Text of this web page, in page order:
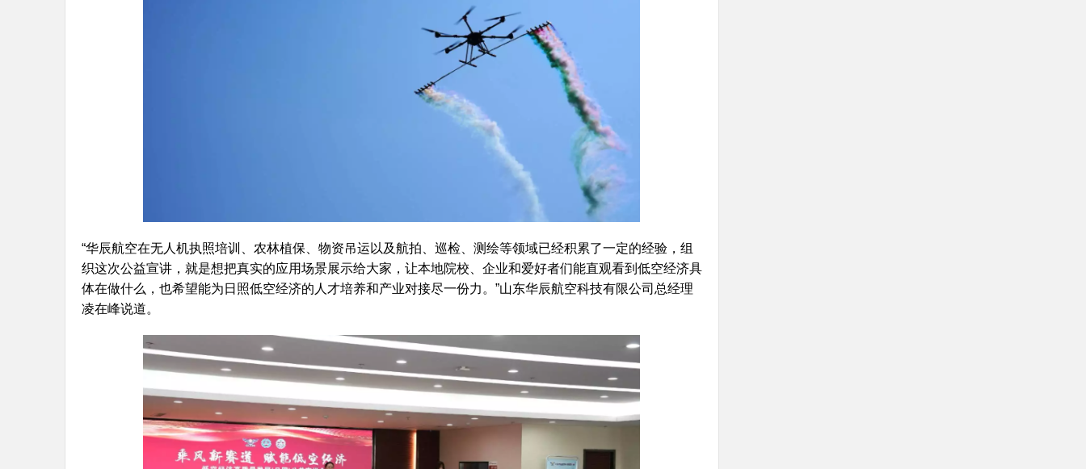
“华辰航空在无人机执照培训、农林植保、物资吊运以及航拍、巡检、测绘等领域已经积累了一定的经验，组
织这次公益宣讲，就是想把真实的应用场景展示给大家，让本地院校、企业和爱好者们能直观看到低空经济具
体在做什么，也希望能为日照低空经济的人才培养和产业对接尽一份力。”山东华辰航空科技有限公司总经理
凌在峰说道。